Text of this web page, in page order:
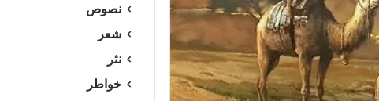
نصوص
شعر
نثر
خواطر